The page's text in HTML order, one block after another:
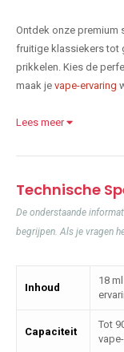
Ontdek onze premium
fruitige klassiekers tot
prikkelen. Kies de
maak je vape-ervaring
Lees meer
Technische
De onderstaande
begrijpen. Als je vragen
Inhoud
18
Capaciteit
Tot